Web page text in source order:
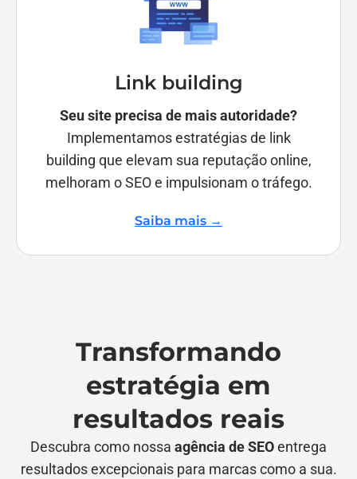
Link building
Seu site precisa de mais autoridade?
Implementamos estratégias de link
building que elevam sua reputação online,
melhoram o SEO e impulsionam o tráfego.
Saiba mais →
Transformando
estratégia em
resultados reais
Descubra como nossa agência de SEOentrega
resultados excepcionais para marcas como a sua.